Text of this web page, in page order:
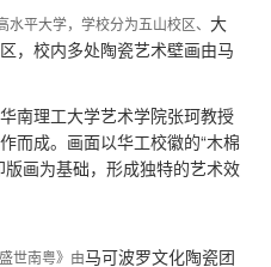
平大学，学校分为五山校区、 大
，校内多处陶瓷艺术壁画由马
南理工大学艺术学院张珂教授
而成。画面以华工校徽的“木棉
画为基础，形成独特的艺术效
世南粤》由马可波罗文化陶瓷团